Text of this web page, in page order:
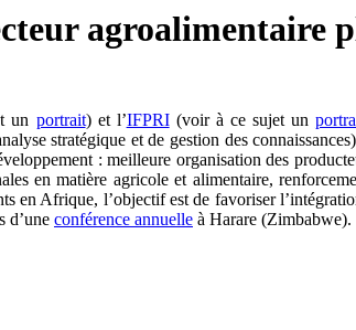
agroalimentaire
un portrait) et l’IFPRI(voir à ce sujet un
stratégique et de gestion des
: meilleure organisation des
en matière agricole et alimentaire,
en Afrique, l’objectif est de favoriser
d’une conférence annuelle à Harare (Zimbabwe).